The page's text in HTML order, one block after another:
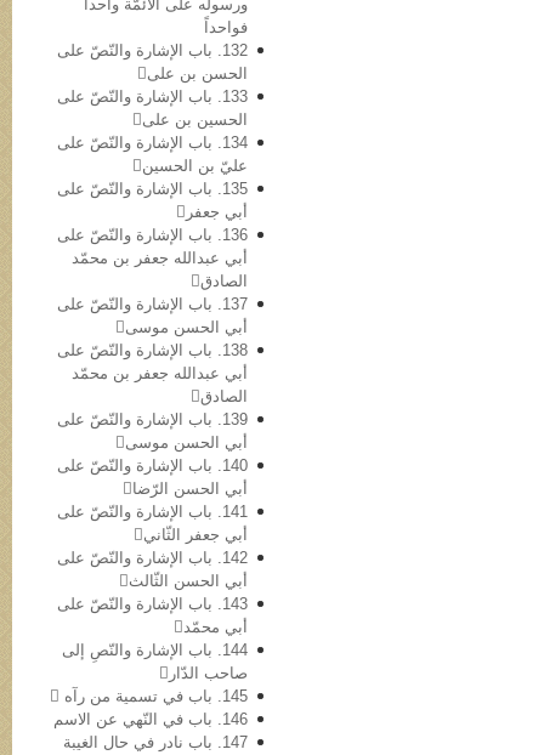
ورسوله علی الأئمّة واحداً
فواحداً
132. باب الإشارة والنّصّ على
الحسن بن علی
133. باب الإشارة والنّصّ علی
الحسین بن علی
134. باب الإشارة والنّصّ علی
عليّ بن الحسین
135. باب الإشارة والنّصّ علی
أبي جعفر
136. باب الإشارة والنّصّ علی
أبي عبدالله جعفر بن محمّد
الصادق
137. باب الإشارة والنّصّ علی
أبي الحسن موسی
138. باب الإشارة والنّصّ علی
أبي عبدالله جعفر بن محمّد
الصادق
139. باب الإشارة والنّصّ علی
أبي الحسن موسی
140. باب الإشارة والنّصّ علی
أبي الحسن الرّضا
141. باب الإشارة والنّصّ علی
أبي جعفر الثّاني
142. باب الإشارة والنّصّ علی
أبي الحسن الثّالث
143. باب الإشارة والنّصّ علی
أبي محمّد
144. باب الإشارة والنّصِ إلی
صاحب الدّار
145. باب في تسمیة من رآه 
146. باب في النّهي عن الاسم
147. باب نادر في حال الغیبة